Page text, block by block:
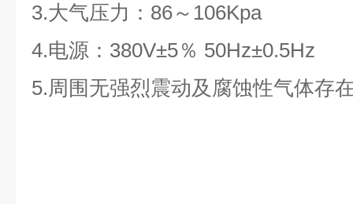
3.大气压力：86～106Kpa
4.电源：380V±5％ 50Hz±0.5Hz
5.周围无强烈震动及腐蚀性气体存